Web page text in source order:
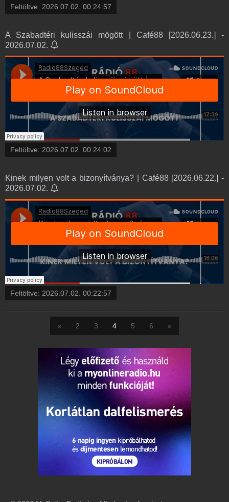
Feltöltve: 2026.07.02. 00:24:57
A Szabadtéri kulisszái mögött | Café88 [2026.06.23.] -
2026.07.02.
Feltöltve: 2026.07.02. 00:24:02
Kinek milyen volt a bizonyítványa? | Café88 [2026.06.22.] -
2026.07.02.
Feltöltve: 2026.07.02. 00:22:57
« 2 3 4 5 6 »